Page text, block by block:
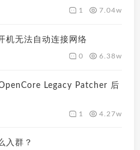
1 7.04w
机无法自动连接网络
0 6.38w
Legacy Patcher 后
1 4.27w
入群？